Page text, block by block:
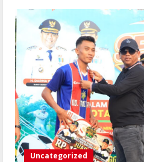
Uncategorized